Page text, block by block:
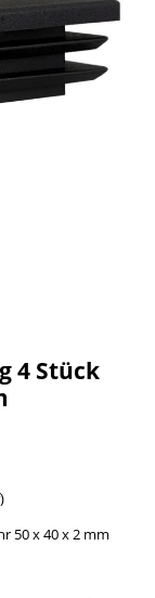
4 Stück
50 x 40 x 2 mm